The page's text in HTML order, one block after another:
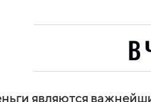
В
являются